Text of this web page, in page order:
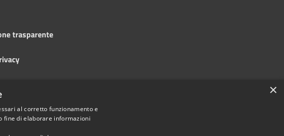
trasparente
×
al corretto funzionamento e
fine di elaborare informazioni